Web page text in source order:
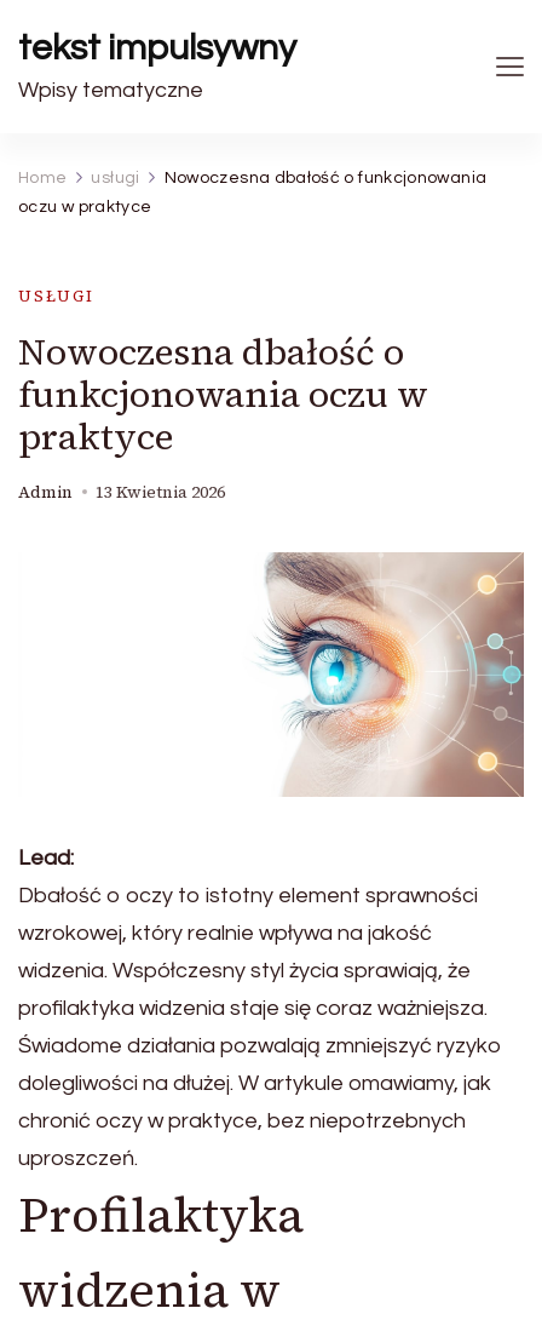
tekst impulsywny
Wpisy tematyczne
Home usługi
Nowoczesna dbałość o funkcjonowania
oczu w praktyce
USŁUGI
Nowoczesna dbałość o
funkcjonowania oczu w
praktyce
Admin 13 Kwietnia 2026
Lead:
Dbałość o oczy to istotny element sprawności
wzrokowej, który realnie wpływa na jakość
widzenia. Współczesny styl życia sprawiają, że
profilaktyka widzenia staje się coraz ważniejsza.
Świadome działania pozwalają zmniejszyć ryzyko
dolegliwości na dłużej. W artykule omawiamy, jak
chronić oczy w praktyce, bez niepotrzebnych
uproszczeń.
Profilaktyka
widzenia w